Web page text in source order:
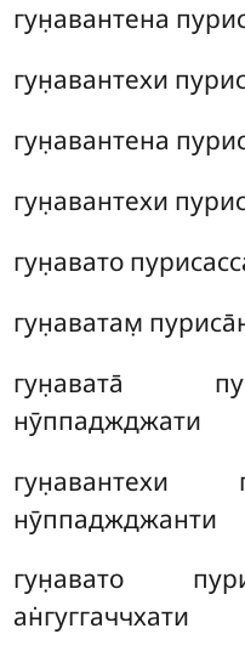
гун̣авантена
гун̣авантехи
гун̣авантена
гун̣авантехи
гун̣авато
гун̣аватам̣
гун̣авата̄
нӯппаджджати
гун̣авантехи
нӯппаджджанти
гун̣авато
ан̇гуггаччхати